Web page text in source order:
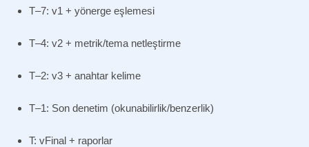
T–7: v1 + yönerge eşlemesi
T–4: v2 + metrik/tema netleştirme
T–2: v3 + anahtar kelime
T–1: Son denetim (okunabilirlik/benzerlik)
T: vFinal + raporlar